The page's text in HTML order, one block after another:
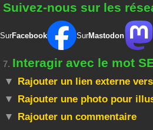
Suivez-nous sur les
SurFacebook SurMastodon
7. Interagir avec le mot
Rajouter un lien externe
Rajouter une photo pour
Rajouter un commentaire